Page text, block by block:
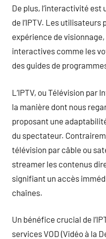
De plus, l’interactivité
de l’IPTV. Les
expérience de
interactives comme les
des guides de
L’IPTV, ou Télévision par
la manière dont nous
proposant une
du spectateur.
télévision par câble ou
streamer les contenus
signifiant un accès
chaînes.
Un bénéfice crucial de
services VOD (Vidéo à la